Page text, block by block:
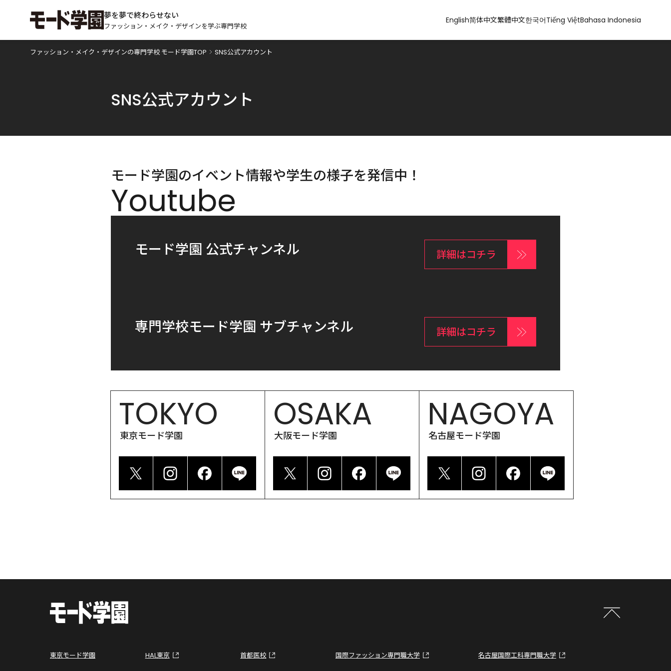
夢を夢で終わらせない
ファッション・メイク・デザインを学ぶ専門学校
English简体中文繁體中文한국어Tiếng ViệtBahasa Indonesia
ファッション・メイク・デザインの専門学校 モード学園TOP SNS公式アカウント
SNS公式アカウント
モード学園のイベント情報や学生の様子を発信中！
Youtube
モード学園 公式チャンネル 詳細はコチラ
専門学校モード学園 サブチャンネル 詳細はコチラ
TOKYO
東京モード学園
OSAKA
大阪モード学園
NAGOYA
名古屋モード学園
東京モード学園 HAL東京 首都医校 国際ファッション専門職大学 名古屋国際工科専門職大学